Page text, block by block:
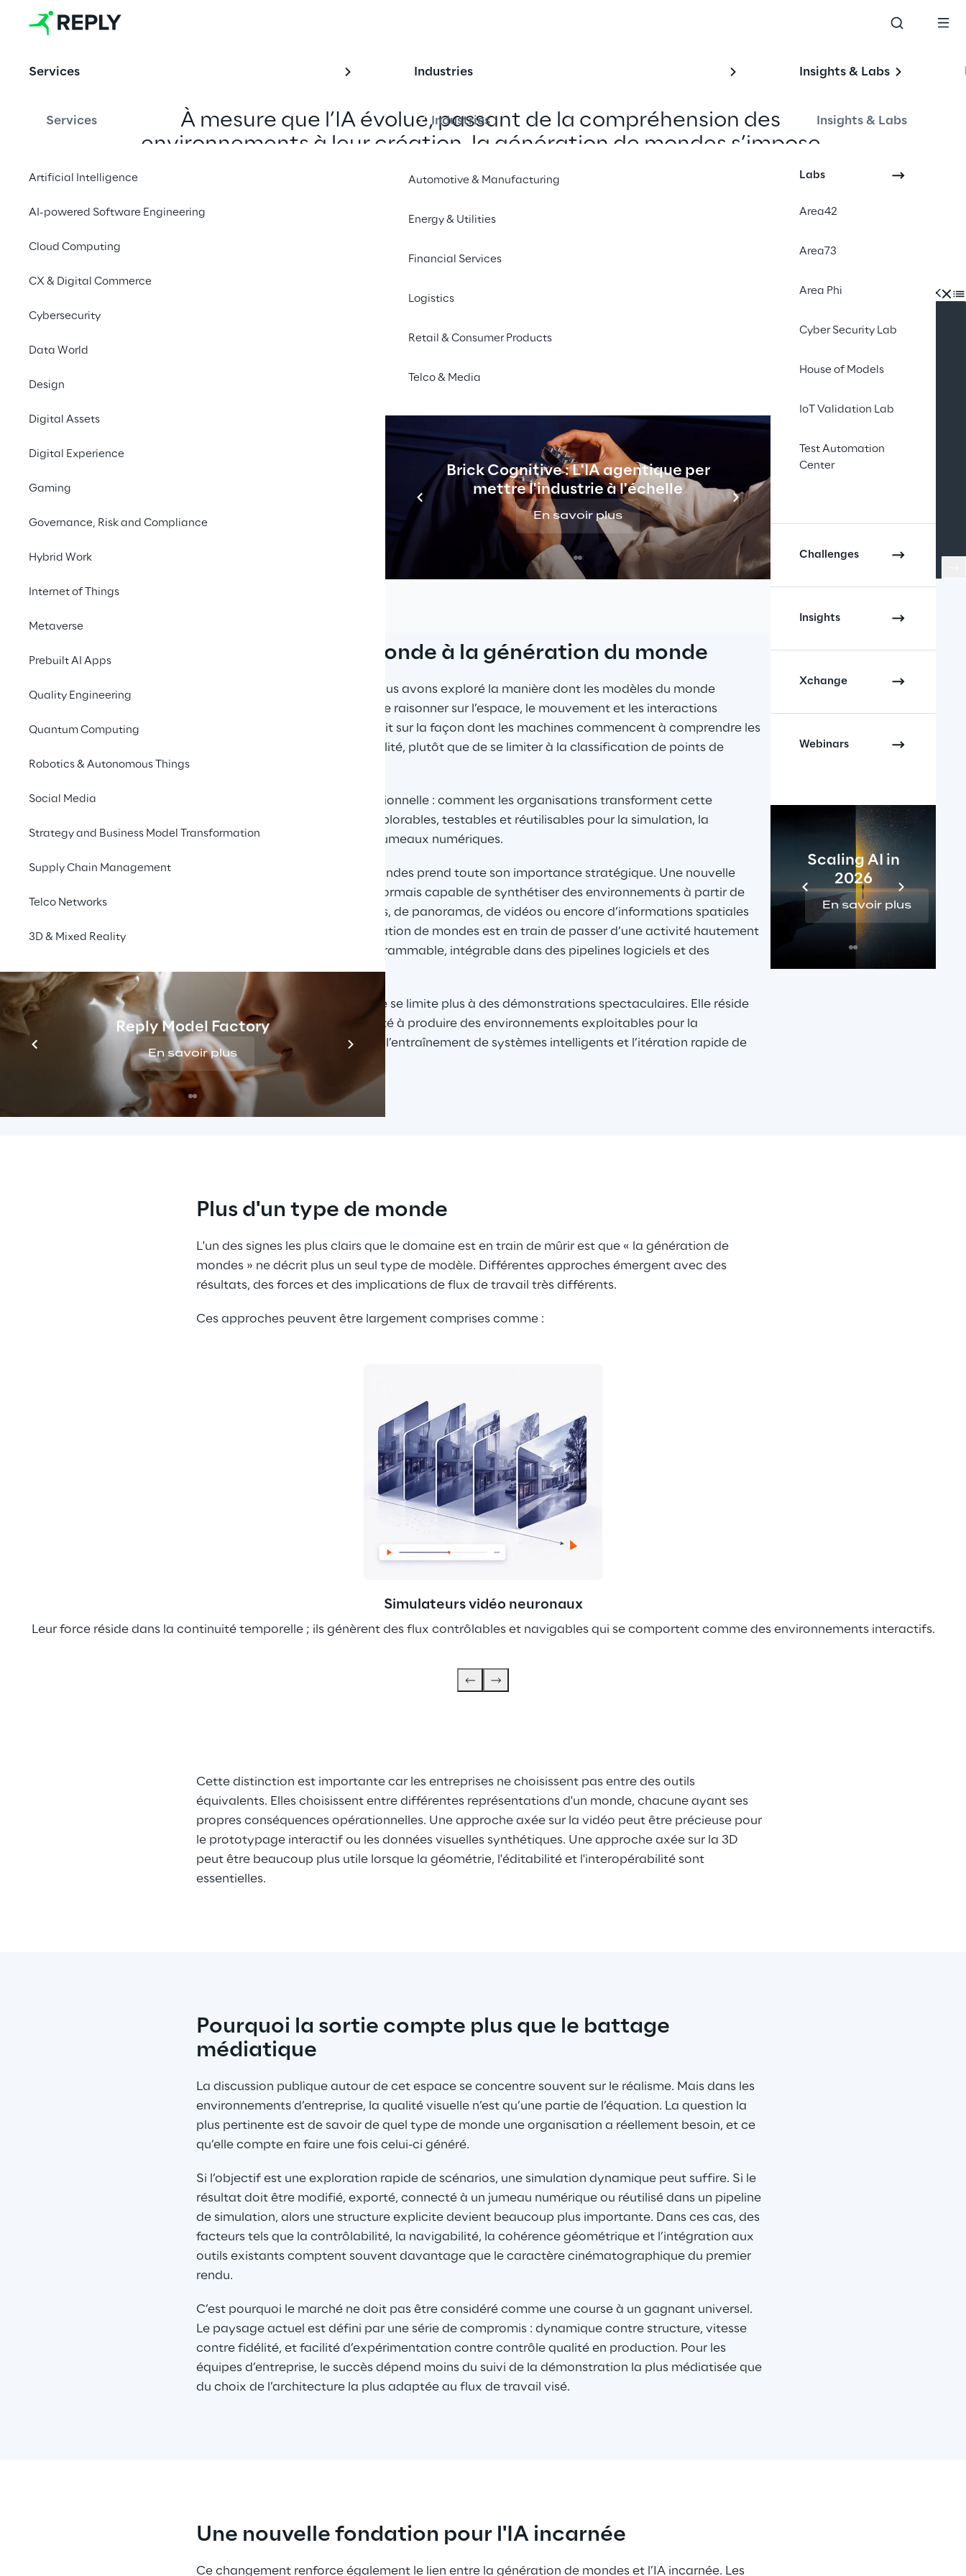
Services
Services
Artificial Intelligence
AI-powered Software Engineering
Cloud Computing
CX & Digital Commerce
Cybersecurity
Data World
Design
Digital Assets
Digital Experience
Gaming
Governance, Risk and Compliance
Hybrid Work
Internet of Things
Metaverse
Prebuilt AI Apps
Quality Engineering
Quantum Computing
Robotics & Autonomous Things
Social Media
Strategy and Business Model Transformation
Supply Chain Management
Telco Networks
3D & Mixed Reality
Reply Model Factory
En savoir plus
Prebuilt AI Apps
Industries
Industries
Automotive & Manufacturing
Energy & Utilities
Financial Services
Logistics
Retail & Consumer Products
Telco & Media
Brick Cognitive : L'IA agentique per
mettre l'industrie à l'échelle
En savoir plus
Insights & Labs
Insights & Labs
Labs
Area42
Area73
Area Phi
Cyber Security Lab
House of Models
IoT Validation Lab
Test Automation
Center
Challenges
Insights
Xchange
Webinars
Scaling AI in
2026
En savoir plus
rendre
spatiale
opérationnelÀ mesure que l’IA évolue, passant de la compréhension des
environnements à leur création, la génération de mondes s’impose
comme une couche fondamentale pour la simulation, les jumeaux
numériques, la robotique et l’IA physique.
INDEX
Pourquoi la sortie compte plus que le battage médiatique
De la démonstration au déploiement
Des modèles du monde à la génération du monde
Dans notre précédent article, nous avons exploré la manière dont les modèles du monde
permettent aux systèmes d’IA de raisonner sur l’espace, le mouvement et les interactions
physiques. Cette réflexion portait sur la façon dont les machines commencent à comprendre les
environnements dans leur globalité, plutôt que de se limiter à la classification de points de
L’étape suivante est plus opérationnelle : comment les organisations transforment cette
capacité en environnements explorables, testables et réutilisables pour la simulation, la
conception, la robotique et les jumeaux numériques.
C’est là que la génération de mondes prend toute son importance stratégique. Une nouvelle
génération de systèmes est désormais capable de synthétiser des environnements à partir de
descriptions textuelles, d’images, de panoramas, de vidéos ou encore d’informations spatiales
partielles. Concrètement, la création de mondes est en train de passer d’une activité hautement
spécialisée à une capacité programmable, intégrable dans des pipelines logiciels et des
workflows d’IA.
La valeur de ces technologies ne se limite plus à des démonstrations spectaculaires. Elle réside
de plus en plus dans leur capacité à produire des environnements exploitables pour la
planification, l’expérimentation, l’entraînement de systèmes intelligents et l’itération rapide de
scénarios.
Plus d'un type de monde
L'un des signes les plus clairs que le domaine est en train de mûrir est que « la génération de
mondes » ne décrit plus un seul type de modèle. Différentes approches émergent avec des
résultats, des forces et des implications de flux de travail très différents.
Ces approches peuvent être largement comprises comme :
Simulateurs vidéo neuronaux
Leur force réside dans la continuité temporelle ; ils génèrent des flux contrôlables et navigables qui se comportent comme des environnements interactifs.
Cette distinction est importante car les entreprises ne choisissent pas entre des outils
équivalents. Elles choisissent entre différentes représentations d'un monde, chacune ayant ses
propres conséquences opérationnelles. Une approche axée sur la vidéo peut être précieuse pour
le prototypage interactif ou les données visuelles synthétiques. Une approche axée sur la 3D
peut être beaucoup plus utile lorsque la géométrie, l'éditabilité et l'interopérabilité sont
essentielles.
Pourquoi la sortie compte plus que le battage
médiatique
La discussion publique autour de cet espace se concentre souvent sur le réalisme. Mais dans les
environnements d’entreprise, la qualité visuelle n’est qu’une partie de l’équation. La question la
plus pertinente est de savoir de quel type de monde une organisation a réellement besoin, et ce
qu’elle compte en faire une fois celui-ci généré.
Si l’objectif est une exploration rapide de scénarios, une simulation dynamique peut suffire. Si le
résultat doit être modifié, exporté, connecté à un jumeau numérique ou réutilisé dans un pipeline
de simulation, alors une structure explicite devient beaucoup plus importante. Dans ces cas, des
facteurs tels que la contrôlabilité, la navigabilité, la cohérence géométrique et l’intégration aux
outils existants comptent souvent davantage que le caractère cinématographique du premier
rendu.
C’est pourquoi le marché ne doit pas être considéré comme une course à un gagnant universel.
Le paysage actuel est défini par une série de compromis : dynamique contre structure, vitesse
contre fidélité, et facilité d’expérimentation contre contrôle qualité en production. Pour les
équipes d’entreprise, le succès dépend moins du suivi de la démonstration la plus médiatisée que
du choix de l’architecture la plus adaptée au flux de travail visé.
Une nouvelle fondation pour l'IA incarnée
Ce changement renforce également le lien entre la génération de mondes et l’IA incarnée. Les